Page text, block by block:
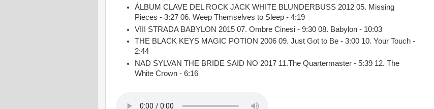
ÁLBUM CLAVE DEL ROCK JACK WHITE BLUNDERBUSS 2012 05. Missing
Pieces - 3:27 06. Weep Themselves to Sleep - 4:19
VIII STRADA BABYLON 2015 07. Ombre Cinesi - 9:30 08. Babylon - 10:03
THE BLACK KEYS MAGIC POTION 2006 09. Just Got to Be - 3:00 10. Your Touch -
2:44
NAD SYLVAN THE BRIDE SAID NO 2017 11.The Quartermaster - 5:39 12. The
White Crown - 6:16